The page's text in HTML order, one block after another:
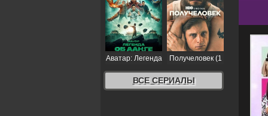
Аватар: Легенда
об Аанге (2
сезон)
Получеловек (1
сезон)
ВСЕ СЕРИАЛЫ